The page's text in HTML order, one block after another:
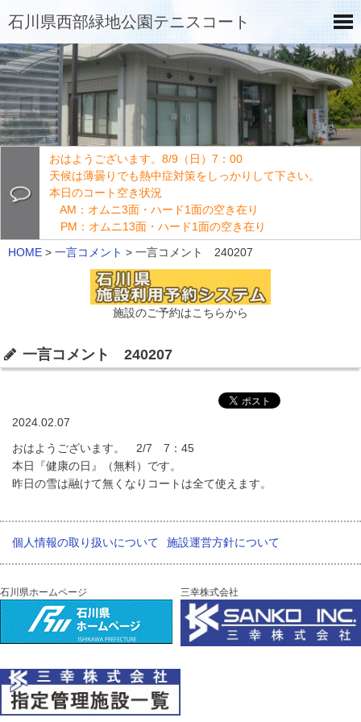
石川県西部緑地公園テニスコート
おはようございます。8/9（日）7：00
天候は薄曇りでも熱中症対策をしっかりして下さい。
本日のコート空き状況
AM：オムニ3面・ハード1面の空き在り
PM：オムニ13面・ハード1面の空き在り
HOME > 一言コメント > 一言コメント 240207
施設のご予約はこちらから
一言コメント 240207
2024.02.07
おはようございます。 2/7 7：45
本日『健康の日』（無料）です。
昨日の雪は融けて無くなりコートは全て使えます。
個人情報の取り扱いについて 施設運営方針について
石川県ホームページ 三幸株式会社